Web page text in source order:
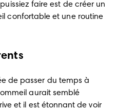
faire est de créer un
confortable et une routine
de passer du temps à
aurait semblé
et il est étonnant de voir